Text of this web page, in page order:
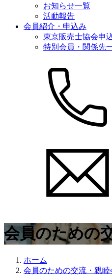
お知らせ一覧
活動報告
会員紹介・申込み
東京販売士協会申
特別会員・関係先
会員のための
ホーム
会員のための交流・親睦